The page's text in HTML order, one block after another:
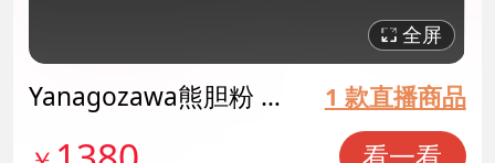
全屏
Yanagozawa熊胆粉 货
1 款直播商品
看一看